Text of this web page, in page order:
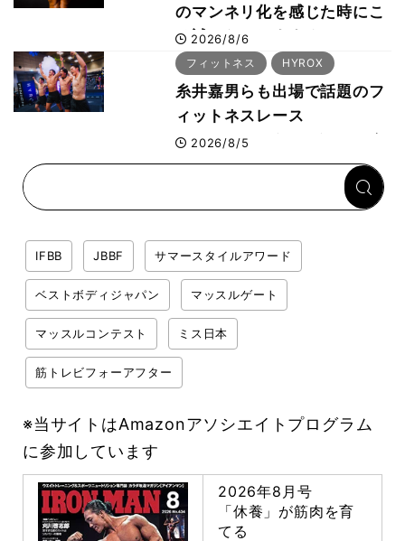
のマンネリ化を感じた時にこ
そ試したいおすすめメニュー
「拮抗筋スーパーセット法」
2026/8/6
フィットネス HYROX
糸井嘉男らも出場で話題のフ
ィットネスレース
HYROX（ハイロックス）が
幕張メッセで8月6日から開
幕 約1万2,000人が集結
2026/8/5
IFBB JBBF サマースタイルアワード
ベストボディジャパン マッスルゲート
マッスルコンテスト ミス日本
筋トレビフォーアフター
※当サイトはAmazonアソシエイトプログラム
に参加しています
2026年8月号
「休養」が筋肉を育
てる